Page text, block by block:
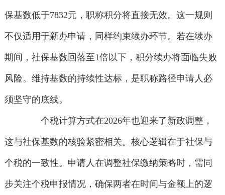
保基数低于7832元，职称积分将直接无效。这一规则
不仅适用于新办申请，同样约束续办环节。若在续办
期间，社保基数回落至1倍以下，积分续办将面临失败
风险。维持基数的持续性达标，是职称路径申请人必
须坚守的底线。
个税计算方式在2026年也迎来了新政调整，
这与社保基数的核验紧密相关。核心逻辑在于社保与
个税的一致性。申请人在调整社保缴纳策略时，需同
步关注个税申报情况，确保两者在时间与金额上的逻